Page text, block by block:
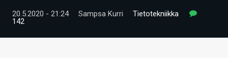
VIDEOT
20.5.2020 - 21:24 Sampsa Kurri
Tietotekniikka
142